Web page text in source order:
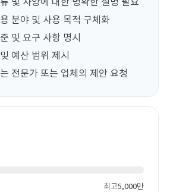
분야 및 사용 목적 구체화
및 요구 사항 명시
예산 범위 제시
전문가 또는 업체의 제안 요청
최고5,000만